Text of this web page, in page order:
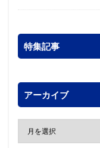
特集記事
アーカイブ